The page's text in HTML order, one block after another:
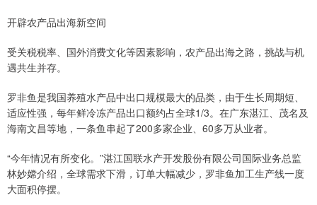
开辟农产品出海新空间
受关税税率、国外消费文化等因素影响，农产品出海之路，挑战与机
遇共生并存。
罗非鱼是我国养殖水产品中出口规模最大的品类，由于生长周期短、
适应性强，每年鲜冷冻产品出口额约占全球1/3。在广东湛江、茂名及
海南文昌等地，一条鱼串起了200多家企业、60多万从业者。
“今年情况有所变化。”湛江国联水产开发股份有限公司国际业务总监
林妙嫦介绍，全球需求下滑，订单大幅减少，罗非鱼加工生产线一度
大面积停摆。